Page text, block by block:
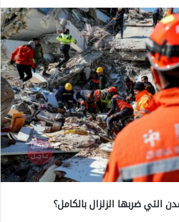
التي ضربها الزلزال بالكامل؟